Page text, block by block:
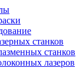
станков
станков
лазеров